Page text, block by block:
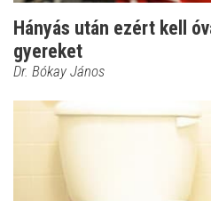
Hányás után ezért kell
gyereket
Dr. Bókay János